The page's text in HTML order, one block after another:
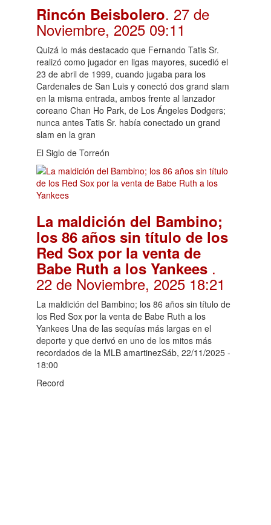
Rincón Beisbolero. 27 de
Noviembre, 2025 09:11
Quizá lo más destacado que Fernando Tatis Sr.
realizó como jugador en ligas mayores, sucedió el
23 de abril de 1999, cuando jugaba para los
Cardenales de San Luis y conectó dos grand slam
en la misma entrada, ambos frente al lanzador
coreano Chan Ho Park, de Los Ángeles Dodgers;
nunca antes Tatis Sr. había conectado un grand
slam en la gran
El Siglo de Torreón
La maldición del Bambino;
los 86 años sin título de los
Red Sox por la venta de
Babe Ruth a los Yankees .
22 de Noviembre, 2025 18:21
La maldición del Bambino; los 86 años sin título de
los Red Sox por la venta de Babe Ruth a los
Yankees Una de las sequías más largas en el
deporte y que derivó en uno de los mitos más
recordados de la MLB amartinezSáb, 22/11/2025 -
18:00
Record